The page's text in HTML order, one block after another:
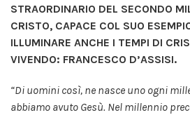
STRAORDINARIO DEL SECONDO
CRISTO, CAPACE COL SUO
ILLUMINARE ANCHE I TEMPI DI
VIVENDO: FRANCESCO D’ASSISI.
“Di uomini così, ne nasce uno ogni
abbiamo avuto Gesù. Nel millennio